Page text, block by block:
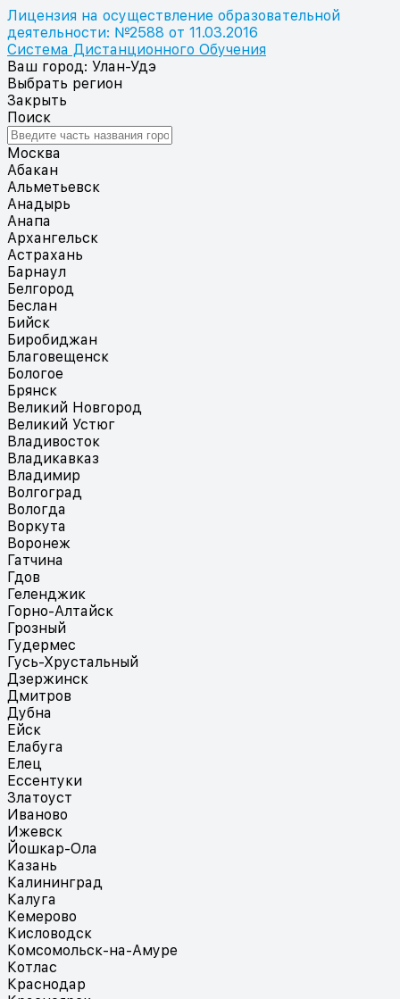
Лицензия на осуществление образовательной
деятельности: №2588 от 11.03.2016
Система Дистанционного Обучения
Ваш город: Улан-Удэ
Выбрать регион
Закрыть
Поиск
Москва
Абакан
Альметьевск
Анадырь
Анапа
Архангельск
Астрахань
Барнаул
Белгород
Беслан
Бийск
Биробиджан
Благовещенск
Бологое
Брянск
Великий Новгород
Великий Устюг
Владивосток
Владикавказ
Владимир
Волгоград
Вологда
Воркута
Воронеж
Гатчина
Гдов
Геленджик
Горно-Алтайск
Грозный
Гудермес
Гусь-Хрустальный
Дзержинск
Дмитров
Дубна
Ейск
Елабуга
Елец
Ессентуки
Златоуст
Иваново
Ижевск
Йошкар-Ола
Казань
Калининград
Калуга
Кемерово
Кисловодск
Комсомольск-на-Амуре
Котлас
Краснодар